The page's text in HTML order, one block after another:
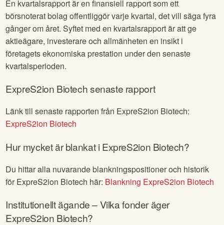
En kvartalsrapport är en finansiell rapport som ett
börsnoterat bolag offentliggör varje kvartal, det vill säga fyra
gånger om året. Syftet med en kvartalsrapport är att ge
aktieägare, investerare och allmänheten en insikt i
företagets ekonomiska prestation under den senaste
kvartalsperioden.
ExpreS2ion Biotechsenaste rapport
Länk till senaste rapporten från ExpreS2ion Biotech:
ExpreS2ion Biotech
Hur mycket är blankat iExpreS2ion Biotech?
Du hittar alla nuvarande blankningspositioner och historik
för ExpreS2ion Biotech här: Blankning ExpreS2ion Biotech
Institutionellt ägande – Vilka fonder äger
ExpreS2ion Biotech?